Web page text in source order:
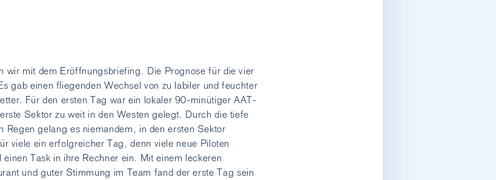
wir mit dem Eröffnungsbriefing. Die Prognose für die vier
gab einen fliegenden Wechsel von zu labiler und feuchter
Für den ersten Tag war ein lokaler 90-minütiger AAT-
Sektor zu weit in den Westen gelegt. Durch die tiefe
Regen gelang es niemandem, in den ersten Sektor
viele ein erfolgreicher Tag, denn viele neue Piloten
Task in ihre Rechner ein. Mit einem leckeren
und guter Stimmung im Team fand der erste Tag sein